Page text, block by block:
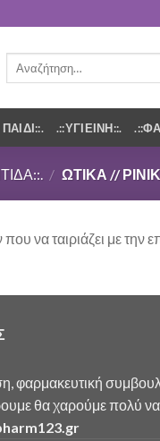
Αναζήτηση
.::ΥΓΙΕΙΝΗ::.
/ ΩΤΙΚΆ //
να ταιριάζει με την
φαρμακευτική
θα χαρούμε πολύ να
gr